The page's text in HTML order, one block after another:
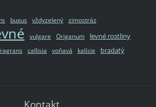
buxus vždyzelený zimostráz
vulgare Origanum levné rostliny
callisia voňavá kalísie
bradatý
Kontakt